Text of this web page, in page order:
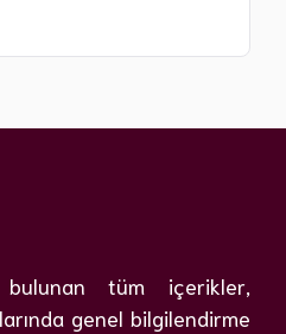
tüm içerikler,
genel bilgilendirme